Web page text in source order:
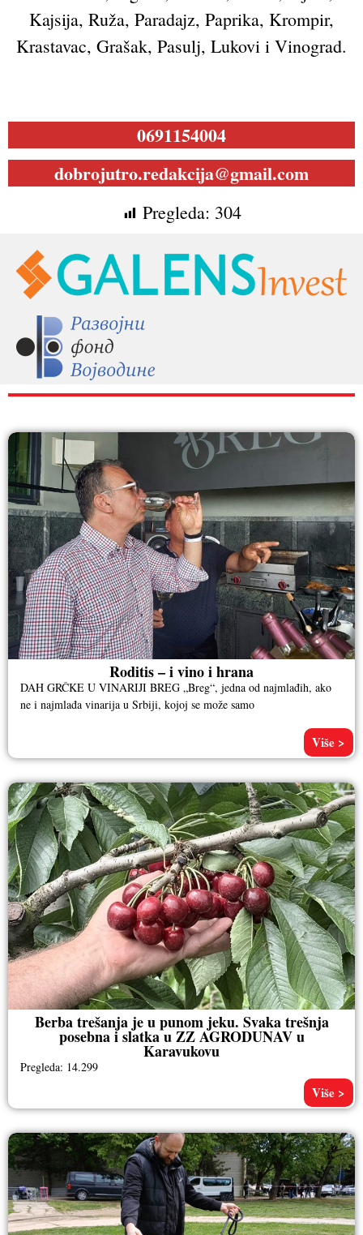
Kajsija, Ruža, Paradajz, Paprika, Krompir,
Krastavac, Grašak, Pasulj, Lukovi i Vinograd.
0691154004
dobrojutro.redakcija@gmail.com
Pregleda: 304
RAZNO
Roditis – i vino i hrana
DAH GRČKE U VINARIJI BREG „Breg“, jedna od najmlađih, ako
ne i najmlađa vinarija u Srbiji, kojoj se može samo
Više >
Berba trešanja je u punom jeku. Svaka trešnja
posebna i slatka u ZZ AGRODUNAV u
Karavukovu
Pregleda: 14.299
Više >